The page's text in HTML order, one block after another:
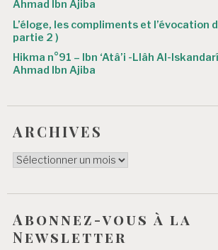
c
l
e
Ahmad Ibn Ajiba
L’éloge, les compliments et l’évocation
partie 2 )
Hikma n°91 – Ibn ‘Atâ’i -Llâh Al-
Ahmad Ibn Ajiba
ARCHIVES
ARCHIVES
Abonnez-vous à la
Newsletter